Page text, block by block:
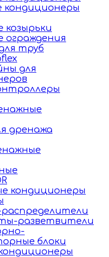
кондиционеры
труб
для
дренажа
кондиционеры
разветвители
блоки